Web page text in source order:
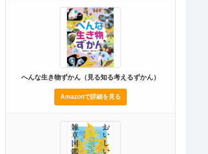
へんな生き物ずかん（見る知る考えるずかん）
Amazonで詳細を見る